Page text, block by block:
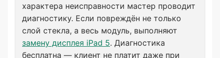
характера неисправности мастер проводит
диагностику. Если повреждён не только
слой стекла, а весь модуль, выполняют
замену дисплея iPad 5. Диагностика
бесплатна — клиент не платит даже при